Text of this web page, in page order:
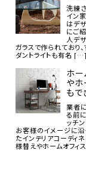
洗練
イン
はデ
にご
人デ
ガラスで作られており
ダントライトも有名 […]
ホ
やホ
もで
業者
る前
ッチ
お客様のイメージに沿
たインテリアコーディ
様替えやホームオフィ